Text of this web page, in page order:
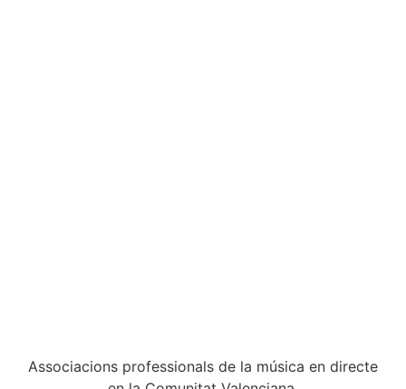
Associacions professionals de la música en directe